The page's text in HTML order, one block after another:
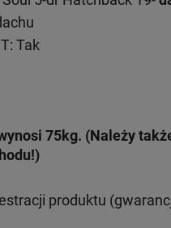
Tak
75kg. (Należy
produktu